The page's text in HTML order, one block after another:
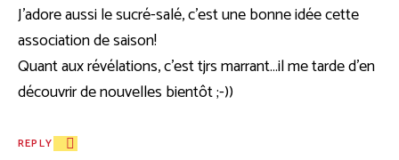
J’adore aussi le sucré-salé, c’est une bonne idée cette
association de saison!
Quant aux révélations, c’est tjrs marrant…il me tarde d’en
découvrir de nouvelles bientôt ;-))
REPLY